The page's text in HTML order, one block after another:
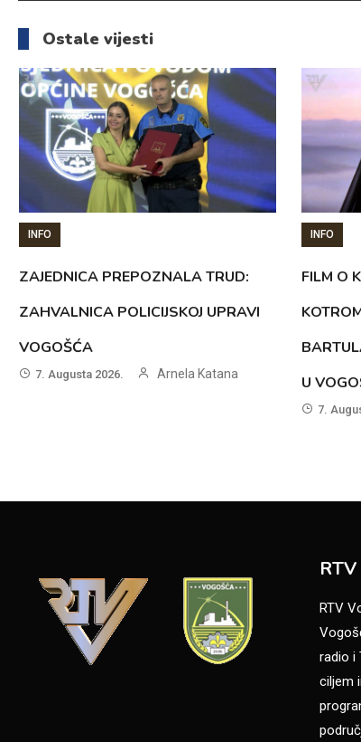
članaka
Ostale vijesti
INFO
ZAJEDNICA PREPOZNALA TRUD:
ZAHVALNICA POLICIJSKOJ UPRAVI
VOGOŠĆA
7. Augusta 2026. Arnela Katana
INFO
FILM O
U
7.
RTV
radio i
ciljem